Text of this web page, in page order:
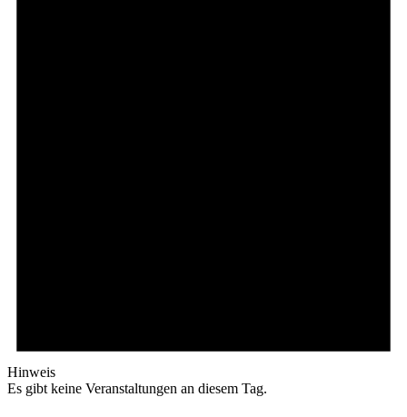
Hinweis
Es gibt keine Veranstaltungen an diesem Tag.